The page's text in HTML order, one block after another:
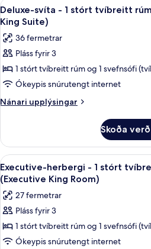
Double
Room)
1
meðalstórt
tvíbreitt
rúm
(Classic
Room)
Skoða
allar
myndir
fyrir
Deluxe-
svíta
-
1
rúm
með
svefnsófa
(Junior
King
Suite)
15
Deluxe-svíta - 1 stórt tvíbreitt
King Suite)
36 fermetrar
Pláss fyrir 3
1 stórt tvíbreitt rúm og 1 svefnsófi
Ókeypis snúrutengt internet
Nánari upplýsingar
Nánari
svíta
1
stórt
tvíbreitt
rúm
með
svefnsófa
(Junior
King
Skoða
Skoða
allar
myndir
fyrir
Executive-
herbergi
-
11
Executive-herbergi - 1 stórt
(Executive King Room)
27 fermetrar
Pláss fyrir 3
1 stórt tvíbreitt rúm og 1 svefnsófi
Ókeypis snúrutengt internet